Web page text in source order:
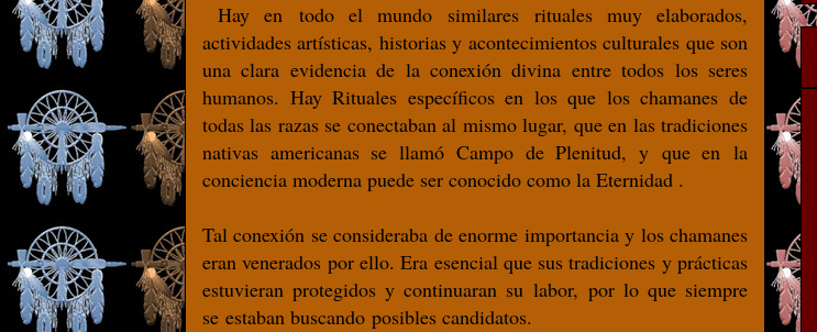
Hay en todo el mundo similares rituales muy elaborados,
actividades artísticas, historias y acontecimientos culturales que son
una clara evidencia de la conexión divina entre todos los seres
humanos. Hay Rituales específicos en los que los chamanes de
todas las razas se conectaban al mismo lugar, que en las tradiciones
nativas americanas se llamó Campo de Plenitud, y que en la
conciencia moderna puede ser conocido como la Eternidad .
Tal conexión se consideraba de enorme importancia y los chamanes
eran venerados por ello. Era esencial que sus tradiciones y prácticas
estuvieran protegidos y continuaran su labor, por lo que siempre
se estaban buscando posibles candidatos.